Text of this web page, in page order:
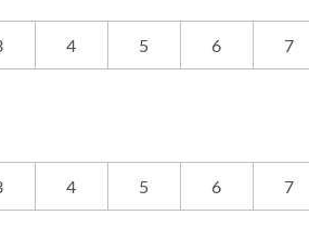
4 5 6 7
4 5 6 7